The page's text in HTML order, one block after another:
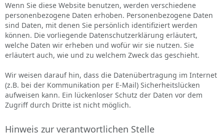
Wenn Sie diese Website benutzen, werden verschiedene
personenbezogene Daten erhoben. Personenbezogene Daten
sind Daten, mit denen Sie persönlich identifiziert werden
können. Die vorliegende Datenschutzerklärung erläutert,
welche Daten wir erheben und wofür wir sie nutzen. Sie
erläutert auch, wie und zu welchem Zweck das geschieht.
Wir weisen darauf hin, dass die Datenübertragung im Internet
(z.B. bei der Kommunikation per E-Mail) Sicherheitslücken
aufweisen kann. Ein lückenloser Schutz der Daten vor dem
Zugriff durch Dritte ist nicht möglich.
Hinweis zur verantwortlichen Stelle